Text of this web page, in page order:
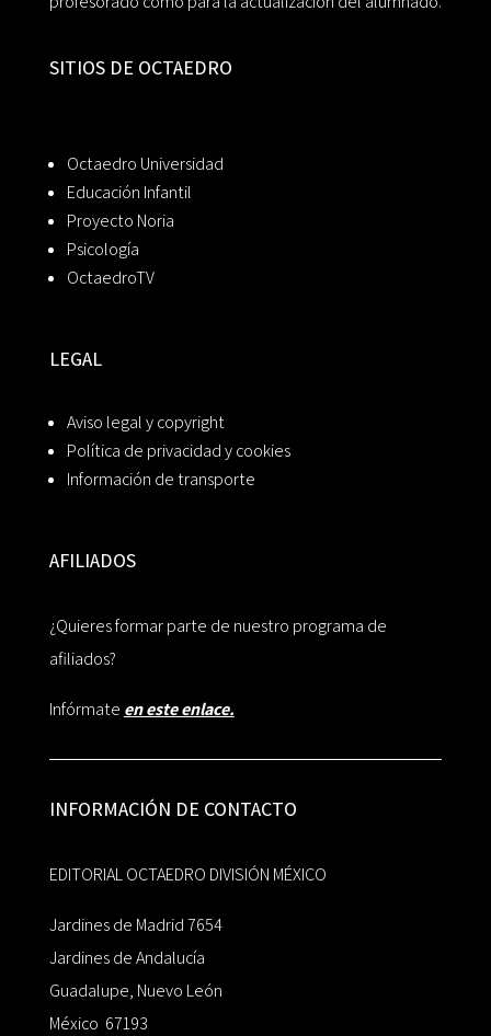
SITIOS DE OCTAEDRO
Octaedro Universidad
Educación Infantil
Proyecto Noria
Psicología
OctaedroTV
LEGAL
Aviso legal y copyright
Política de privacidad y cookies
Información de transporte
AFILIADOS
¿Quieres formar parte de nuestro programa de
afiliados?
Infórmate en este enlace.
INFORMACIÓN DE CONTACTO
EDITORIAL OCTAEDRO DIVISIÓN MÉXICO
Jardines de Madrid 7654
Jardines de Andalucía
Guadalupe, Nuevo León
México 67193